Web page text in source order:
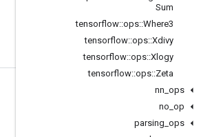
Sum
tensorflow::ops::Where3
tensorflow::ops::Xdivy
tensorflow::ops::Xlogy
tensorflow::ops::Zeta
nn ops
no op
parsing ops
مرتبط بمانید